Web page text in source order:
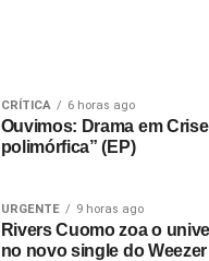
CRÍTICA 6 horas ago
Ouvimos: Drama em
polimórfica” (EP)
URGENTE 9 horas ago
Rivers Cuomo zoa o
no novo single do Weezer